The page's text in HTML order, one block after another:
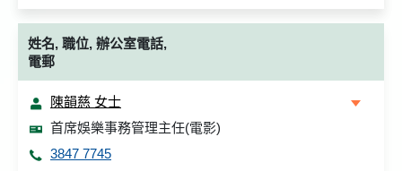
姓名, 職位, 辦公室電話,
電郵
陳韻慈 女士
首席娛樂事務管理主任(電影)
3847 7745